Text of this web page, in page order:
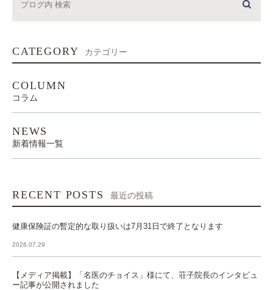
CATEGORY カテゴリー
COLUMN
コラム
NEWS
新着情報一覧
RECENT POSTS 最近の投稿
健康保険証の暫定的な取り扱いは7月31日で終了となります
2026.07.29
【メディア掲載】「名医のチョイス」様にて、荘子院長のインタビュ
ー記事が公開されました